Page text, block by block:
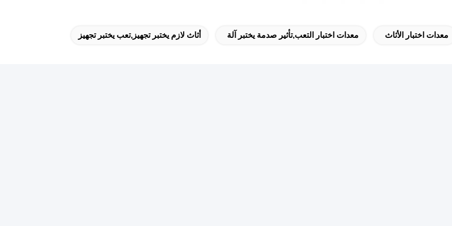
معدات اختبار الأثاث معدات اختبار التعب,تأثير صدمة يختبر آلة أثاث لازم يختبر تجهيز,تعب يختبر تجهيز